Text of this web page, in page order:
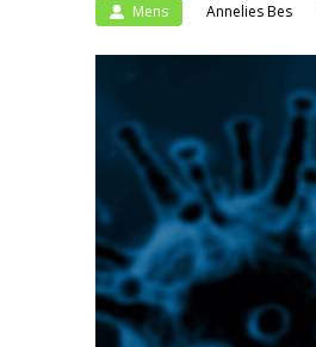
Mens Annelies Bes